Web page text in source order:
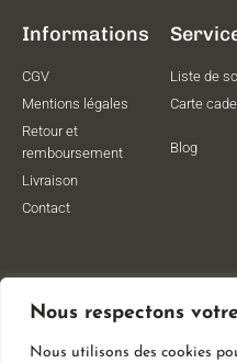
Nous respectons
Nous utilisons des cookies
Informations
CGV
Mentions légales
Retour et
remboursement
Livraison
Contact
Liste de
Carte
Blog